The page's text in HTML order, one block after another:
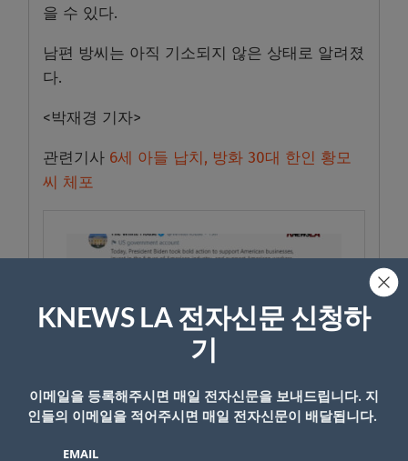
을 수 있다.
남편 방씨는 아직 기소되지 않은 상태로 알려졌
다.
<박재경 기자>
관련기사 6세 아들 납치, 방화 30대 한인 황모
씨 체포
KNEWS LA 전자신문 신청하
기
이메일을 등록해주시면 매일 전자신문을 보내드립니다. 지
인들의 이메일을 적어주시면 매일 전자신문이 배달됩니다.
EMAIL